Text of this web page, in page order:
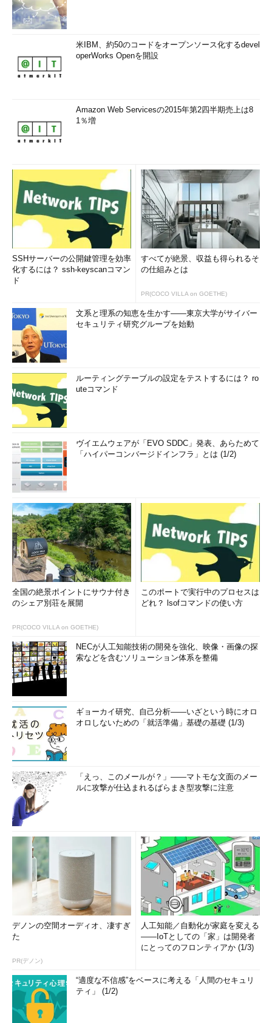
米IBM、約50のコードをオープンソース化するdevel
operWorks Openを開設
Amazon Web Servicesの2015年第2四半期売上は8
1％増
SSHサーバーの公開鍵管理を効率
化するには？ ssh-keyscanコマン
ド
すべてが絶景、収益も得られるそ
の仕組みとは
PR(COCO VILLA on GOETHE)
文系と理系の知恵を生かす――東京大学がサイバー
セキュリティ研究グループを始動
ルーティングテーブルの設定をテストするには？ ro
uteコマンド
ヴイエムウェアが「EVO SDDC」発表、あらためて
「ハイパーコンバージドインフラ」とは (1/2)
全国の絶景ポイントにサウナ付き
のシェア別荘を展開
PR(COCO VILLA on GOETHE)
このポートで実行中のプロセスは
どれ？ lsofコマンドの使い方
NECが人工知能技術の開発を強化、映像・画像の探
索などを含むソリューション体系を整備
ギョーカイ研究、自己分析――いざという時にオロ
オロしないための「就活準備」基礎の基礎 (1/3)
「えっ、このメールが？」――マトモな文面のメー
ルに攻撃が仕込まれるばらまき型攻撃に注意
デノンの空間オーディオ、凄すぎ
た
PR(デノン)
人工知能／自動化が家庭を変える
――IoTとしての「家」は開発者
にとってのフロンティアか (1/3)
“適度な不信感”をベースに考える「人間のセキュリ
ティ」 (1/2)